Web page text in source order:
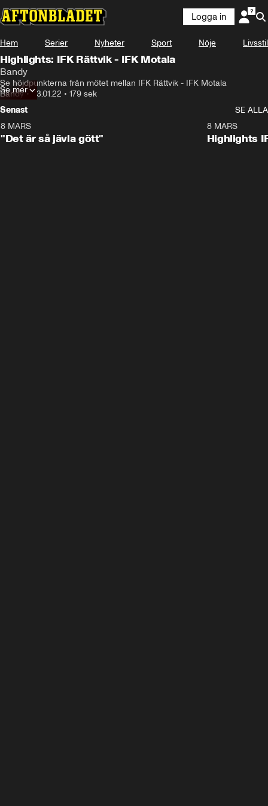
Logga in
Hem Serier Nyheter Sport Nöje Livsstil
Highlights: IFK Rättvik - IFK Motala
Bandy
Se höjdpunkterna från mötet mellan IFK Rättvik - IFK Motala
Bandy•23.01.22 • 179 sek
Se mer
Senast
SE ALLA
8 MARS
"Det är så jävla gött"
8 MARS
Highlights